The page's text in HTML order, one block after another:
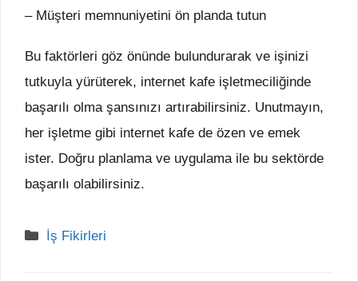
– Müşteri memnuniyetini ön planda tutun
Bu faktörleri göz önünde bulundurarak ve işinizi
tutkuyla yürüterek, internet kafe işletmeciliğinde
başarılı olma şansınızı artırabilirsiniz. Unutmayın,
her işletme gibi internet kafe de özen ve emek
ister. Doğru planlama ve uygulama ile bu sektörde
başarılı olabilirsiniz.
Kategoriler
İş Fikirleri